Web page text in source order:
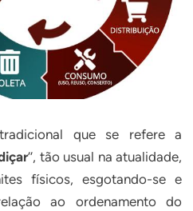
que se refere a
’’, tão usual na atualidade,
físicos, esgotando-se e
ao ordenamento do